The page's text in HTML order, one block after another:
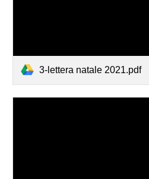
3-lettera natale 2021.pdf